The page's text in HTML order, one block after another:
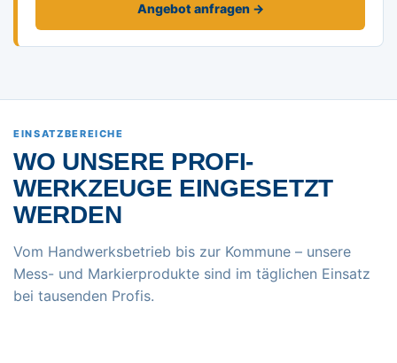
Angebot anfragen →
EINSATZBEREICHE
WO UNSERE PROFI-
WERKZEUGE EINGESETZT
WERDEN
Vom Handwerksbetrieb bis zur Kommune – unsere
Mess- und Markierprodukte sind im täglichen Einsatz
bei tausenden Profis.